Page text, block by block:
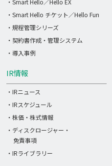
・Smart Hello／Hello EX
・Smart Hello チケット／Hello Fun
・規程管理シリーズ
・契約書作成・管理システム
・導入事例
IR情報
・IRニュース
・IRスケジュール
・株価・株式情報
・ディスクロージャー・
免責事項
・IRライブラリー